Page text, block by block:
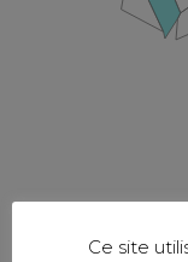
Ce site